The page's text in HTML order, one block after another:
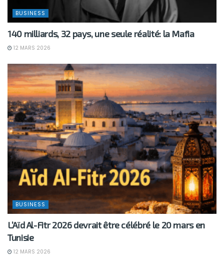
BUSINESS
140 milliards, 32 pays, une seule réalité: la Mafia
12 MARS 2026
BUSINESS
L’Aïd Al-Fitr 2026 devrait être célébré le 20 mars en
Tunisie
12 MARS 2026